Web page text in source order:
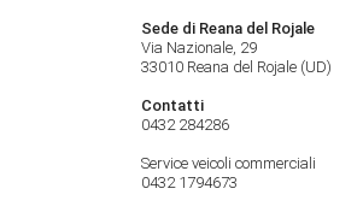
Sede di Reana del Rojale
Via Nazionale, 29
33010 Reana del Rojale (UD)
Contatti
0432 284286
Service veicoli commerciali
0432 1794673